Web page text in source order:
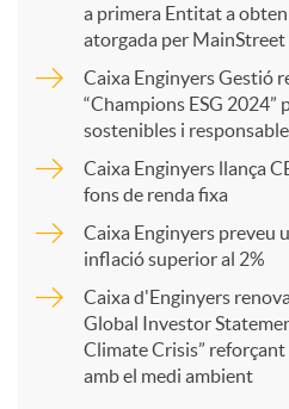
r
a primera Entitat a
atorgada per
Caixa Enginyers Gestió
“Champions ESG 2024”
sostenibles i
Caixa Enginyers llança
fons de renda fixa
Caixa Enginyers preveu
inflació superior al 2%
Caixa d'Enginyers
Global Investor
Climate Crisis”
amb el medi ambient